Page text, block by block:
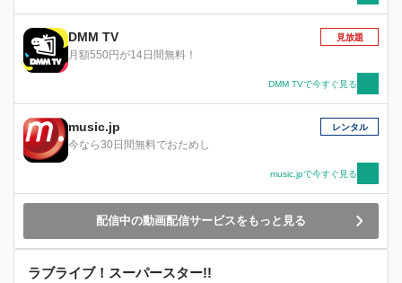
DMM TV
月額550円が14日間無料！
見放題
DMM TVで今すぐ見る
music.jp
今なら30日間無料でおためし
レンタル
music.jpで今すぐ見る
配信中の動画配信サービスをもっと見る
ラブライブ！スーパースター!!